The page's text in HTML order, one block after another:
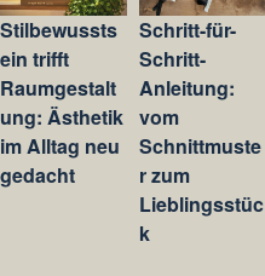
Stilbewussts
ein trifft
Raumgestalt
ung: Ästhetik
im Alltag neu
gedacht
Schritt-für-
Schritt-
Anleitung:
vom
Schnittmuste
r zum
Lieblingsstüc
k